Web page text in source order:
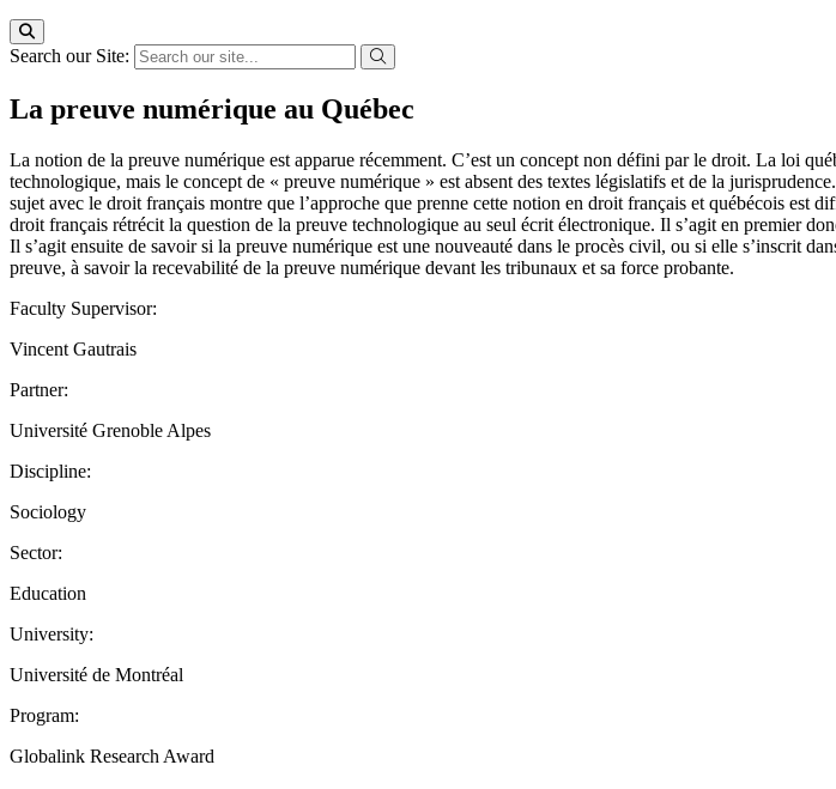
Search our Site:
La preuve numérique au Québec
La notion de la preuve numérique est apparue récemment. C’est un concept non défini par le droit. La loi
technologique, mais le concept de « preuve numérique » est absent des textes législatifs et de la
sujet avec le droit français montre que l’approche que prenne cette notion en droit français et québécois
droit français rétrécit la question de la preuve technologique au seul écrit électronique. Il s’agit en premier
Il s’agit ensuite de savoir si la preuve numérique est une nouveauté dans le procès civil, ou si elle s’inscrit
preuve, à savoir la recevabilité de la preuve numérique devant les tribunaux et sa force probante.
Faculty Supervisor:
Vincent Gautrais
Partner:
Université Grenoble Alpes
Discipline:
Sociology
Sector:
Education
University:
Université de Montréal
Program:
Globalink Research Award